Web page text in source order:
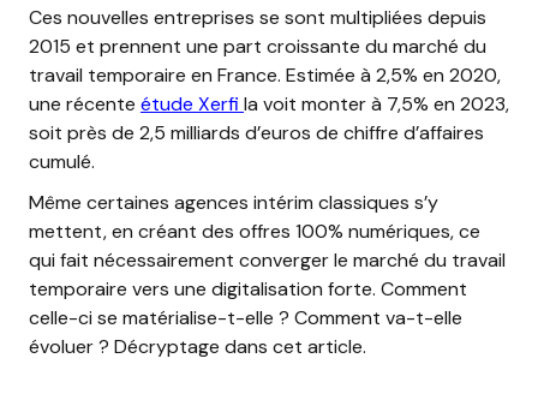
Ces nouvelles entreprises se sont multipliées depuis
2015 et prennent une part croissante du marché du
travail temporaire en France. Estimée à 2,5% en 2020,
une récente étude Xerfi la voit monter à 7,5% en 2023,
soit près de 2,5 milliards d’euros de chiffre d’affaires
cumulé.
Même certaines agences intérim classiques s’y
mettent, en créant des offres 100% numériques, ce
qui fait nécessairement converger le marché du travail
temporaire vers une digitalisation forte. Comment
celle-ci se matérialise-t-elle ? Comment va-t-elle
évoluer ? Décryptage dans cet article.